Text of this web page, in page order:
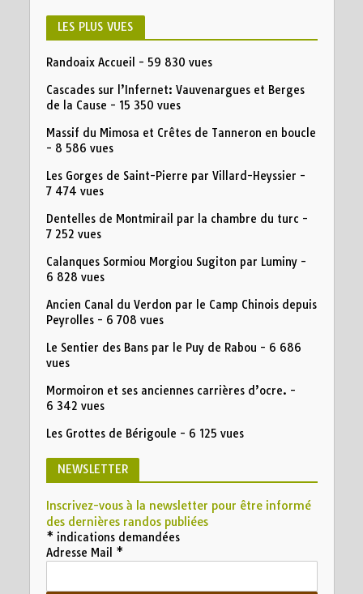
LES PLUS VUES
Randoaix Accueil - 59 830 vues
Cascades sur l’Infernet: Vauvenargues et Berges
de la Cause - 15 350 vues
Massif du Mimosa et Crêtes de Tanneron en boucle
- 8 586 vues
Les Gorges de Saint-Pierre par Villard-Heyssier -
7 474 vues
Dentelles de Montmirail par la chambre du turc -
7 252 vues
Calanques Sormiou Morgiou Sugiton par Luminy-
6 828 vues
Ancien Canal du Verdon par le Camp Chinois depuis
Peyrolles- 6 708 vues
Le Sentier des Bans par le Puy de Rabou - 6 686
vues
Mormoiron et ses anciennes carrières d’ocre. -
6 342 vues
Les Grottes de Bérigoule - 6 125 vues
NEWSLETTER
Inscrivez-vous à la newsletter pour être informé
des dernières randos publiées
* indications demandées
Adresse Mail *